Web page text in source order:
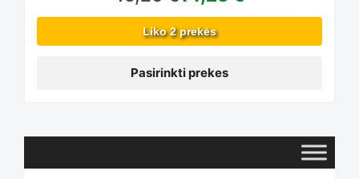
Liko 2 prekės
Pasirinkti prekes
options
be